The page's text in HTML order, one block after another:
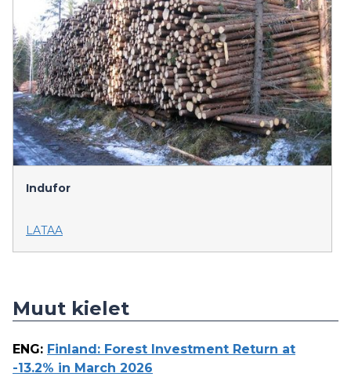
Indufor
LATAA
Muut kielet
ENG: Finland: Forest Investment Return at
-13.2% in March 2026